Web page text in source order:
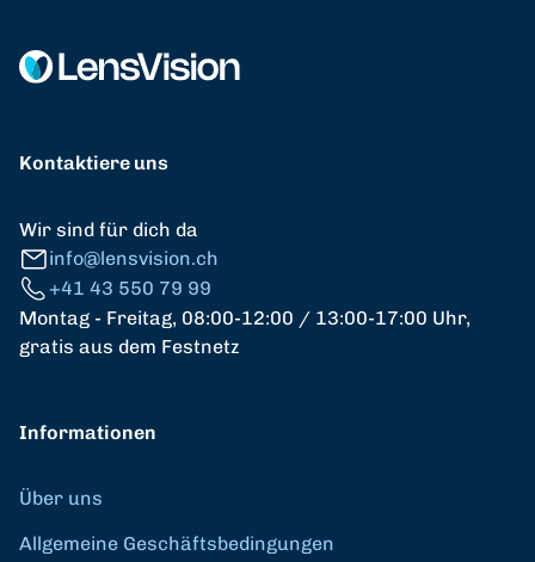
Kontaktiere uns
Wir sind für dich da
info@lensvision.ch
+41 43 550 79 99
Montag - Freitag, 08:00-12:00 / 13:00-17:00 Uhr,
gratis aus dem Festnetz
Informationen
Über uns
Allgemeine Geschäftsbedingungen